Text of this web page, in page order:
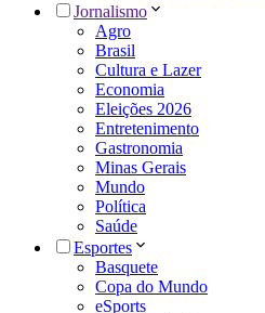
Jornalismo
Agro
Brasil
Cultura e Lazer
Economia
Eleições 2026
Entretenimento
Gastronomia
Minas Gerais
Mundo
Política
Saúde
Esportes
Basquete
Copa do Mundo
eSports